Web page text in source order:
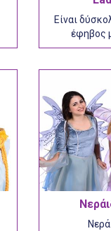
Είναι
έφηβος